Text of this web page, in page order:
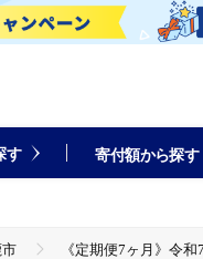
す 寄付額から探す
市 《定期便7ヶ月》令